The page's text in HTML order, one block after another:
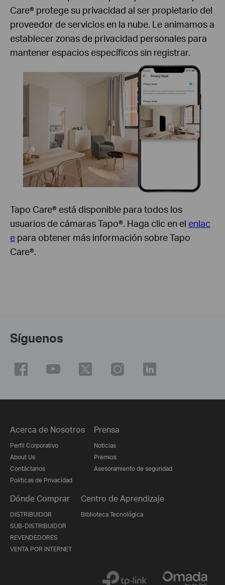
Care® protege su privacidad al ser propietario del
proveedor de servicios en la nube. Le animamos a
establecer zonas de privacidad personales para
mantener espacios específicos sin registrar.
Tapo Care® está disponible para todos los
usuarios de cámaras Tapo®. Haga clic en el enlac
e para obtener más información sobre Tapo
Care®.
Síguenos
Acerca de Nosotros
Perfil Corporativo
About Us
Contáctanos
Politicas de Privacidad
Prensa
Noticias
Premios
Asesoramiento de seguridad
Dónde Comprar
DISTRIBUIDOR
SUB-DISTRIBUIDOR
REVENDEDORES
VENTA POR INTERNET
Centro de Aprendizaje
Biblioteca Tecnológica